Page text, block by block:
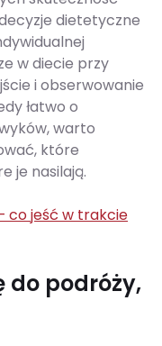
dietetyczne
w diecie przy
i obserwowanie
łatwo o
warto
które
je nasilają.
co jeść w trakcie
do podróży,